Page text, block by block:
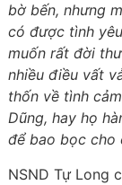
bờ bến, nhưng
có được tình
muốn rất đời
nhiều điều vất
thốn về tình
Dũng, hay họ
để bao bọc cho
NSND Tự Long